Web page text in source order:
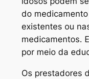
do
existentes ou
medicamentos.
por meio da
Os prestadores